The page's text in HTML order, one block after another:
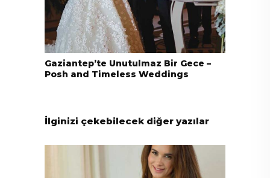
Gaziantep’te Unutulmaz Bir Gece –
Posh and Timeless Weddings
İlginizi çekebilecek diğer yazılar